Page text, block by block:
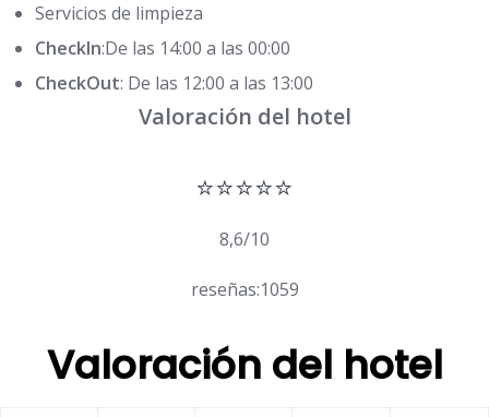
Servicios de limpieza
CheckIn:De las 14:00 a las 00:00
CheckOut: De las 12:00 a las 13:00
Valoración del hotel
⭐⭐⭐⭐⭐
8,6/10
reseñas:1059
Valoración del hotel